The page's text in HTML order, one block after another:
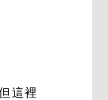
這裡